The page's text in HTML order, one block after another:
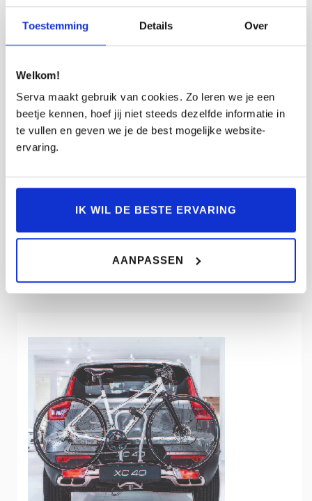
Toestemming Details Over
Welkom!
Serva maakt gebruik van cookies. Zo leren we je een
beetje kennen, hoef jij niet steeds dezelfde informatie in
te vullen en geven we je de best mogelijke website-
ervaring.
IK WIL DE BESTE ERVARING
AANPASSEN
7.3 s
0 g/km
CO2-emissie